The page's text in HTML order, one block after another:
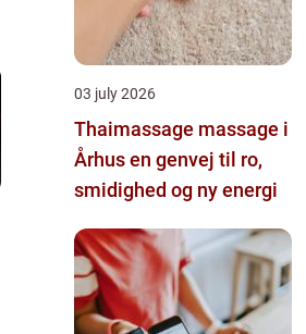
03 july 2026
Thaimassage massage i
Århus en genvej til ro,
smidighed og ny energi